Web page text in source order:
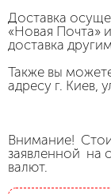
Доставка
«Новая Почта»
доставка
Также вы
адресу г. Киев,
Внимание!
заявленной на
валют.